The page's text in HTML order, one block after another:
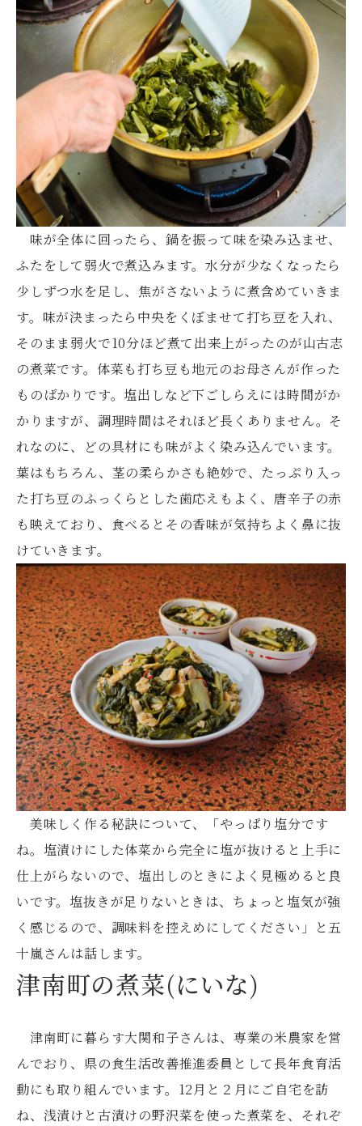
味が全体に回ったら、鍋を振って味を染み込ませ、
ふたをして弱火で煮込みます。水分が少なくなったら
少しずつ水を足し、焦がさないように煮含めていきま
す。味が決まったら中央をくぼませて打ち豆を入れ、
そのまま弱火で10分ほど煮て出来上がったのが山古志
の煮菜です。体菜も打ち豆も地元のお母さんが作った
ものばかりです。塩出しなど下ごしらえには時間がか
かりますが、調理時間はそれほど長くありません。そ
れなのに、どの具材にも味がよく染み込んでいます。
葉はもちろん、茎の柔らかさも絶妙で、たっぷり入っ
た打ち豆のふっくらとした歯応えもよく、唐辛子の赤
も映えており、食べるとその香味が気持ちよく鼻に抜
けていきます。
美味しく作る秘訣について、「やっぱり塩分です
ね。塩漬けにした体菜から完全に塩が抜けると上手に
仕上がらないので、塩出しのときによく見極めると良
いです。塩抜きが足りないときは、ちょっと塩気が強
く感じるので、調味料を控えめにしてください」と五
十嵐さんは話します。
津南町の煮菜(にいな)
津南町に暮らす大関和子さんは、専業の米農家を営
んでおり、県の食生活改善推進委員として長年食育活
動にも取り組んでいます。12月と２月にご自宅を訪
ね、浅漬けと古漬けの野沢菜を使った煮菜を、それぞ